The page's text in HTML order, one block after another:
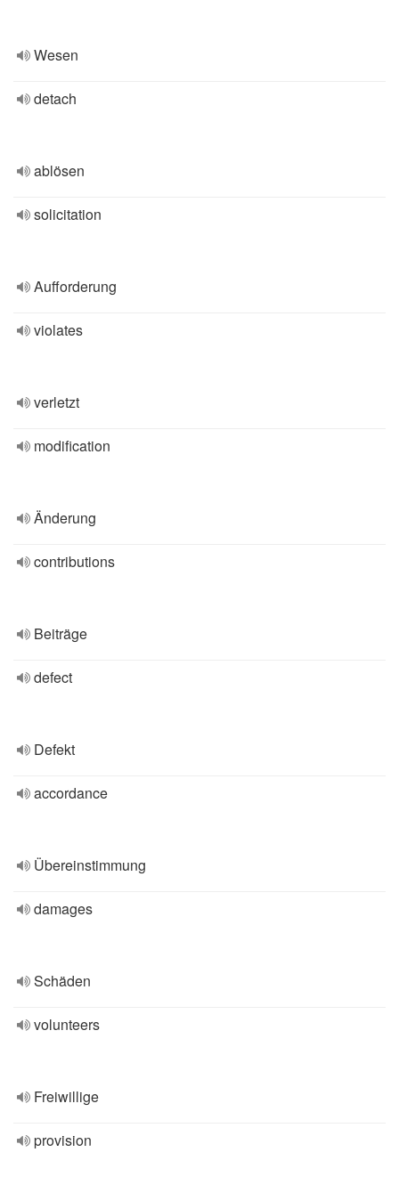
Wesen
detach
ablösen
solicitation
Aufforderung
violates
verletzt
modification
Änderung
contributions
Beiträge
defect
Defekt
accordance
Übereinstimmung
damages
Schäden
volunteers
Freiwillige
provision